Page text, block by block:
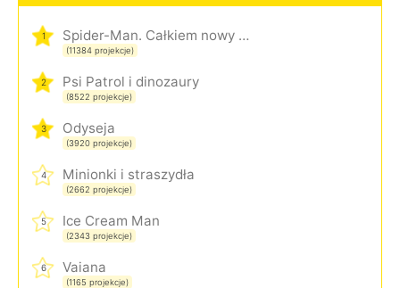
1 Spider-Man. Całkiem nowy dzień
(11384 projekcje)
2 Psi Patrol i dinozaury
(8522 projekcje)
3 Odyseja
(3920 projekcje)
4 Minionki i straszydła
(2662 projekcje)
5 Ice Cream Man
(2343 projekcje)
6 Vaiana
(1165 projekcje)